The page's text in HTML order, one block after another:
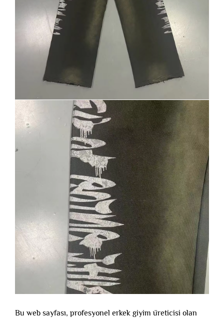
Bu web sayfası, profesyonel erkek giyim üreticisi olan